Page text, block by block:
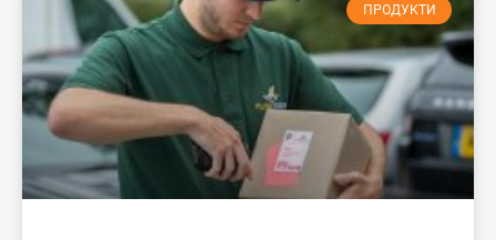
ПРОДУКТИ